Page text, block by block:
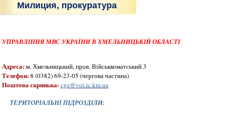
Милиция, прокуратура
УПРАВЛІННЯ МВС УКРАЇНИ В ХМЕЛЬНИЦЬКІЙ ОБЛАСТІ
Адреса:м. Хмельницький, пров. Військкоматський 3
Телефон:8 (0382) 69-23-05 (чергова частина)
Поштова скринька:cgz@voi.ic.km.ua
ТЕРИТОРІАЛЬНІ ПІДРОЗДІЛИ: